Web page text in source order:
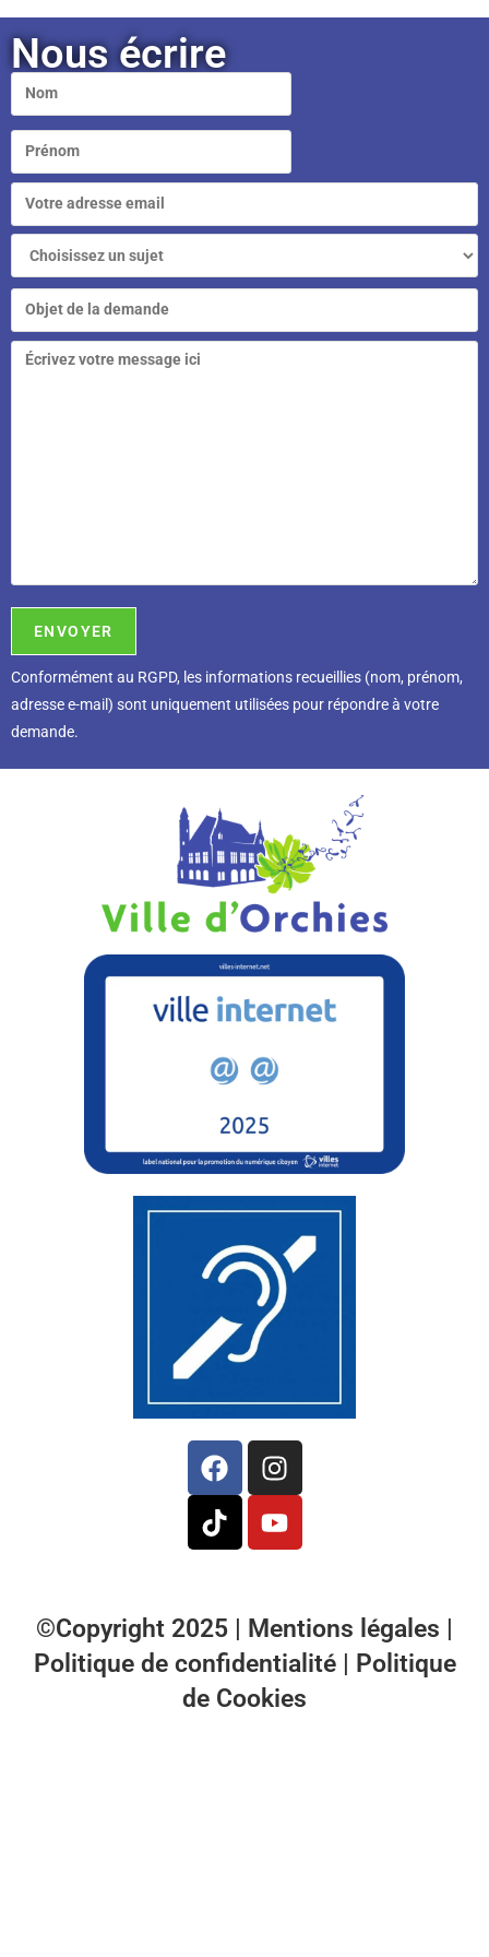
Nous écrire
Conformément au RGPD, les informations recueillies (nom, prénom,
adresse e-mail) sont uniquement utilisées pour répondre à votre
demande.
©Copyright 2025 | Mentions légales
Politique de confidentialité
Politique
de Cookies